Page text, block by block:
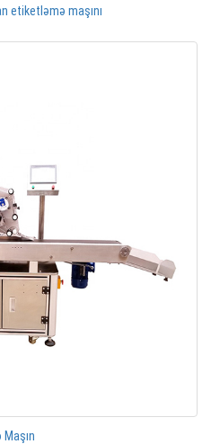
etiketləmə maşını